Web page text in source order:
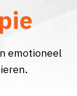
emotioneel